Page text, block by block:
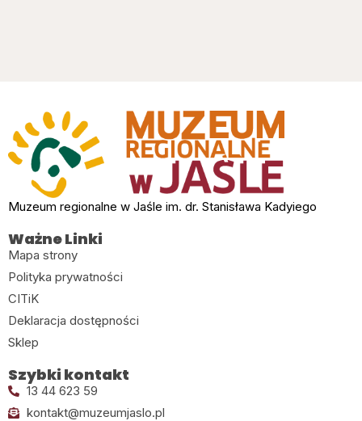
Muzeum regionalne w Jaśle im. dr. Stanisława Kadyiego
Ważne Linki
Mapa strony
Polityka prywatności
CITiK
Deklaracja dostępności
Sklep
Szybki kontakt
13 44 623 59
kontakt@muzeumjaslo.pl